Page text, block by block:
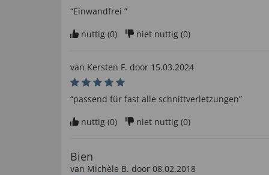
“Einwandfrei ”
nuttig (0) niet nuttig (0)
van Kersten F. door 15.03.2024
“passend für fast alle schnittverletzungen”
nuttig (0) niet nuttig (0)
Bien
van Michèle B. door 08.02.2018